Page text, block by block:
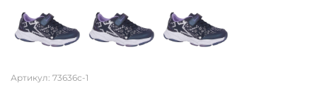
Артикул: 73636с-1